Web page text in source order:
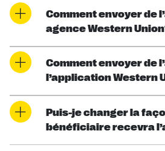
Comment envoyer de
agence Western
Comment envoyer de
l’application Western
Puis-je changer la
bénéficiaire recevra